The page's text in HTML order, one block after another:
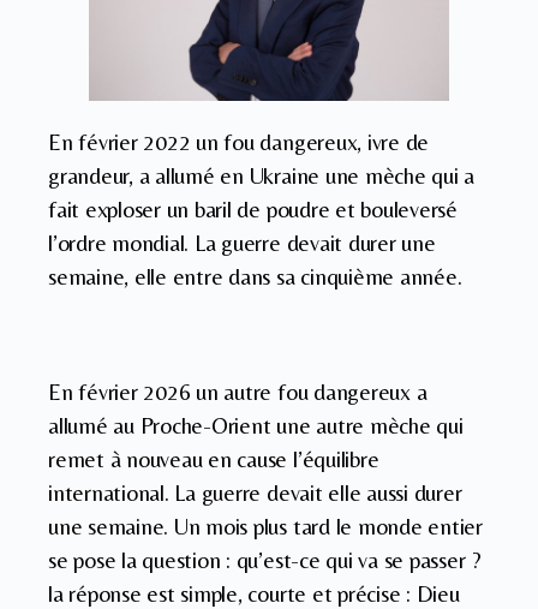
En février 2022 un fou dangereux, ivre de
grandeur, a allumé en Ukraine une mèche qui a
fait exploser un baril de poudre et bouleversé
l’ordre mondial. La guerre devait durer une
semaine, elle entre dans sa cinquième année.
En février 2026 un autre fou dangereux a
allumé au Proche-Orient une autre mèche qui
remet à nouveau en cause l’équilibre
international. La guerre devait elle aussi durer
une semaine. Un mois plus tard le monde entier
se pose la question : qu’est-ce qui va se passer ?
la réponse est simple, courte et précise : Dieu